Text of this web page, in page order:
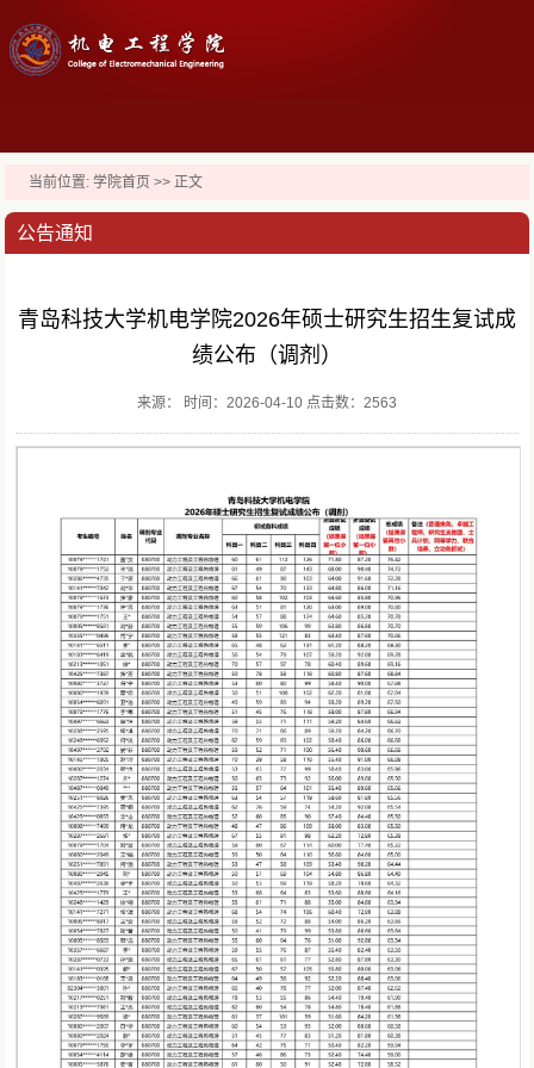
当前位置:学院首页 >> 正文
公告通知
青岛科技大学机电学院2026年硕士研究生招生复试成
绩公布（调剂）
来源： 时间：2026-04-10 点击数： 2563